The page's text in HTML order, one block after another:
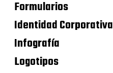
Formularios
Identidad Corporativa
Infografía
Logotipos